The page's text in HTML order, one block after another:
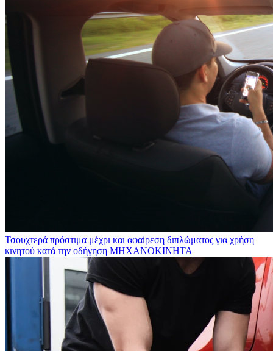
Τσουχτερά πρόστιμα μέχρι και αφαίρεση διπλώματος για χρήση
κινητού κατά την οδήγηση ΜΗΧΑΝΟΚΙΝΗΤΑ